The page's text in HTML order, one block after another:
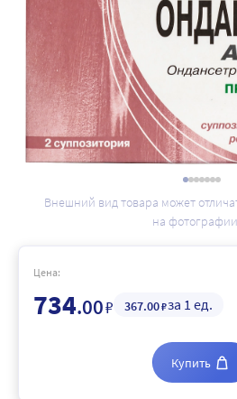
Внешний вид товара может
на фотографии
Цена:
734.00₽ 367.00₽за 1 ед.
Купить